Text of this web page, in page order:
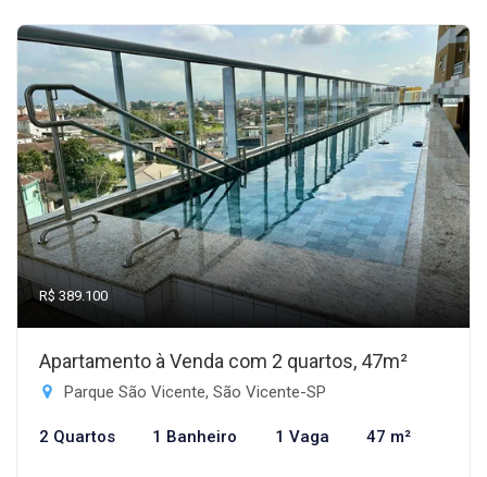
R$ 389.100
Apartamento à Venda com 2 quartos, 47m²
Parque São Vicente, São Vicente-SP
2 Quartos 1 Banheiro 1 Vaga 47 m²